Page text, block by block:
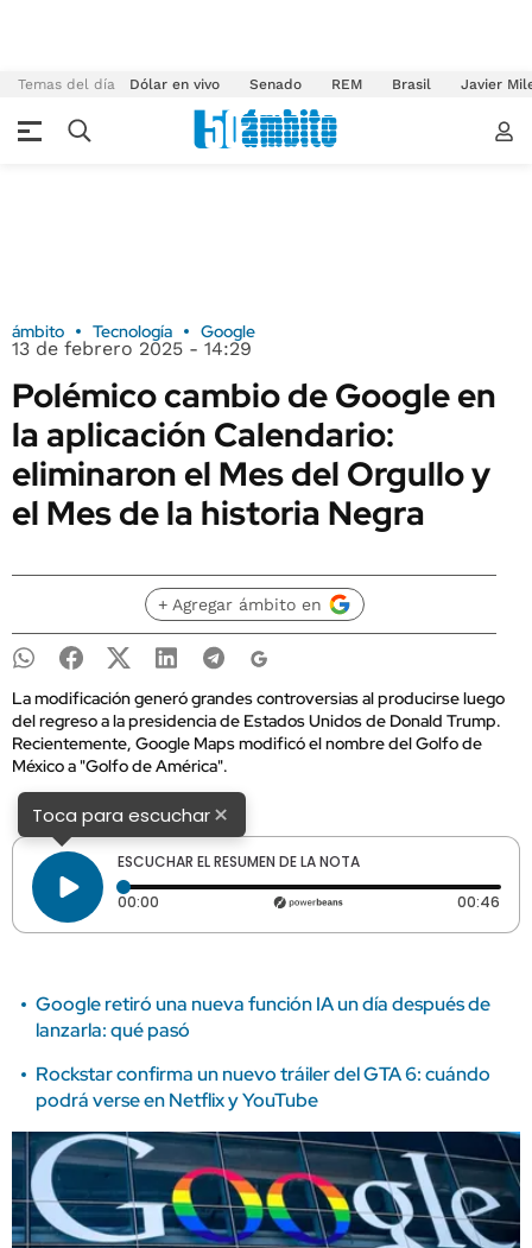
Temas del día Dólar en vivo Senado REM Brasil Javier
ámbito Tecnología Google
13 de febrero 2025 - 14:29
Polémico cambio de Google en
la aplicación Calendario:
eliminaron el Mes del Orgullo y
el Mes de la historia Negra
+ Agregar ámbito en
La modificación generó grandes controversias al producirse luego
del regreso a la presidencia de Estados Unidos de Donald Trump.
Recientemente, Google Maps modificó el nombre del Golfo de
México a "Golfo de América".
Toca para escuchar×
ESCUCHAR EL RESUMEN DE LA NOTA
00:00 Tiempo transcurrido: 0 segundos 00:46
Google retiró una nueva función IA un día después de
lanzarla: qué pasó
Rockstar confirma un nuevo tráiler del GTA 6: cuándo
podrá verse en Netflix y YouTube